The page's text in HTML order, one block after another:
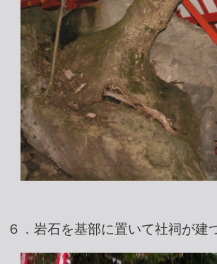
６．岩石を基部に置いて社祠が建